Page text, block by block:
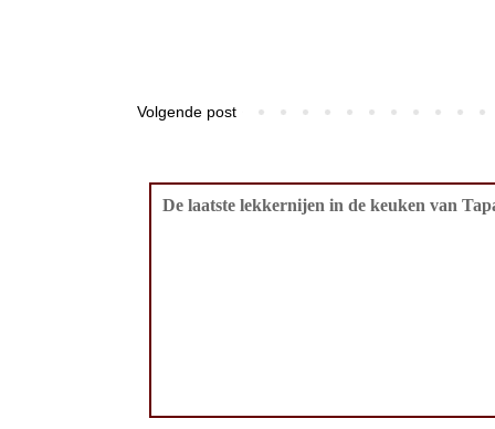
Volgende post
De laatste lekkernijen in de keuken van